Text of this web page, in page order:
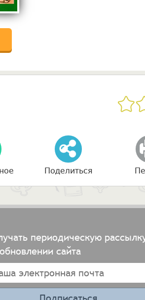
Поделиться
периодическую
сайта